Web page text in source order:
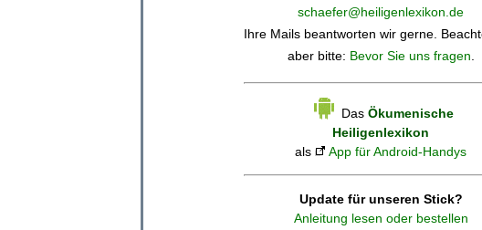
schaefer@heiligenlexikon.de
Ihre Mails beantworten wir gerne.
aber bitte: Bevor Sie uns fragen.
Das Ökumenische
Heiligenlexikon
als
App für Android-Handys
Update für unseren Stick?
Anleitung lesen oder bestellen